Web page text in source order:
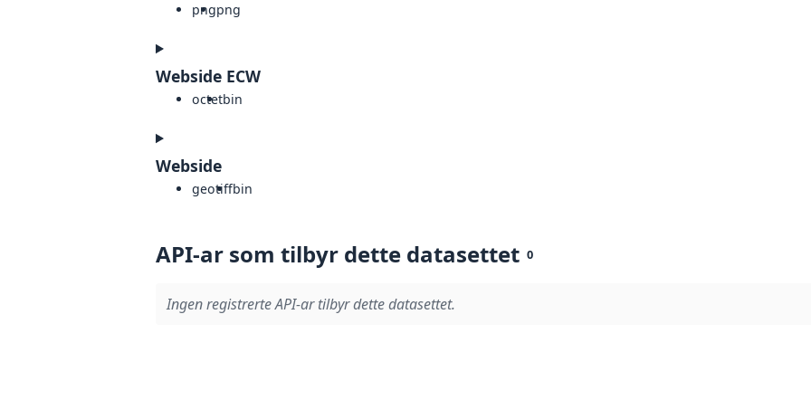
pngpng
Webside ECW
octetbin
Webside
geotiffbin
API-ar som tilbyr dette datasettet 0
Ingen registrerte API-ar tilbyr dette datasettet.